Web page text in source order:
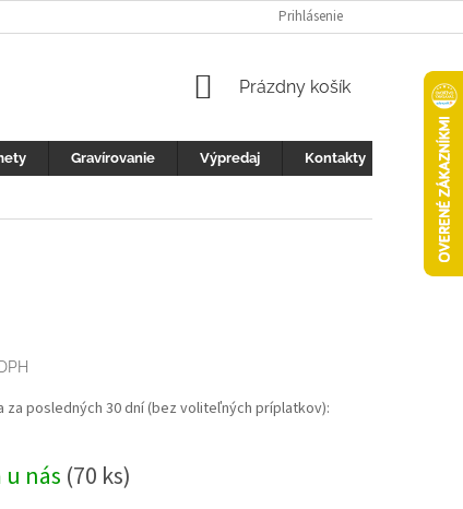
OSOBNÝCH ÚDAJOV FOTOGALERIA KONTAKTY
Prihlásenie
NÁKUPNÝ
Prázdny košík
Gravírovanie Výpredaj Kontakty
za posledných 30 dní (bez voliteľných príplatkov):
nás (70 ks)